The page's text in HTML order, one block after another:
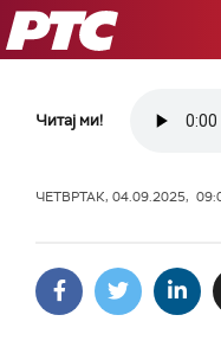
РТС
Читај ми!
ЧЕТВРТАК, 04.09.2025,